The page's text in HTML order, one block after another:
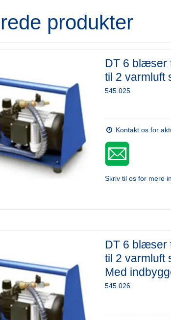
produkter
DT 6 blæser
til 2 varmluft
545.025
Kontakt os for
Skriv til os for mere
DT 6 blæser
til 2 varmluft
Med
545.026